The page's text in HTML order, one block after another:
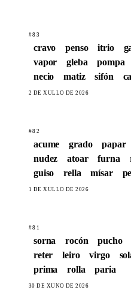
#83
cravo penso itrio
vapor
gleba pompa
necio
matiz sifón
2 DE XULLO DE 2026
#82
acume grado papar
nudez
atoar furna
guiso
rella mísar
1 DE XULLO DE 2026
#81
sorna rocón pucho
reter
leiro virgo
prima
rolla paria
30 DE XUÑO DE 2026